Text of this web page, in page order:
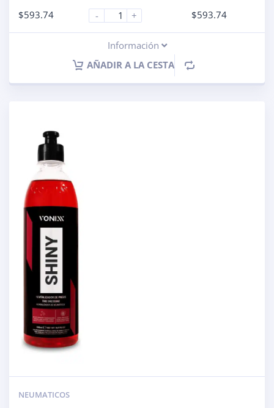
$593.74
-
+
$593.74
Información
AÑADIR A LA CESTA
NEUMATICOS